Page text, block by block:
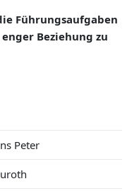
Führungsaufgaben
Beziehung zu
Peter